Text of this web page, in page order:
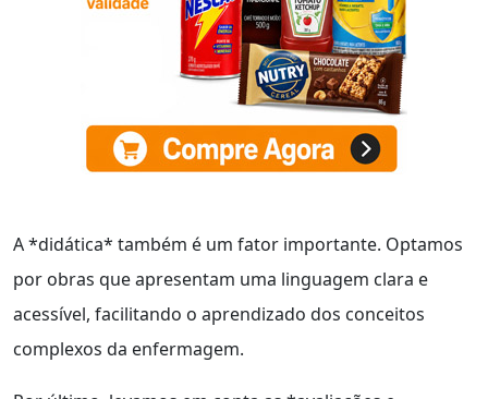
A *didática* também é um fator importante. Optamos
por obras que apresentam uma linguagem clara e
acessível, facilitando o aprendizado dos conceitos
complexos da enfermagem.